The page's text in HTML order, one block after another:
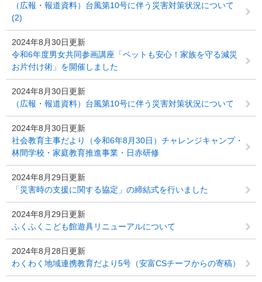
（広報・報道資料）台風第10号に伴う災害対策状況について
(2)
2024年8月30日更新
令和6年度男女共同参画講座「ペットも安心！家族を守る減災
お片付け術」を開催しました
2024年8月30日更新
（広報・報道資料）台風第10号に伴う災害対策状況について
2024年8月30日更新
社会教育主事だより（令和6年8月30日）チャレンジキャンプ・
林間学校・家庭教育推進事業・日赤研修
2024年8月29日更新
「災害時の支援に関する協定」の締結式を行いました
2024年8月29日更新
ふくふくこども館遊具リニューアルについて
2024年8月28日更新
わくわく地域連携教育だより5号（安富CSチーフからの寄稿）